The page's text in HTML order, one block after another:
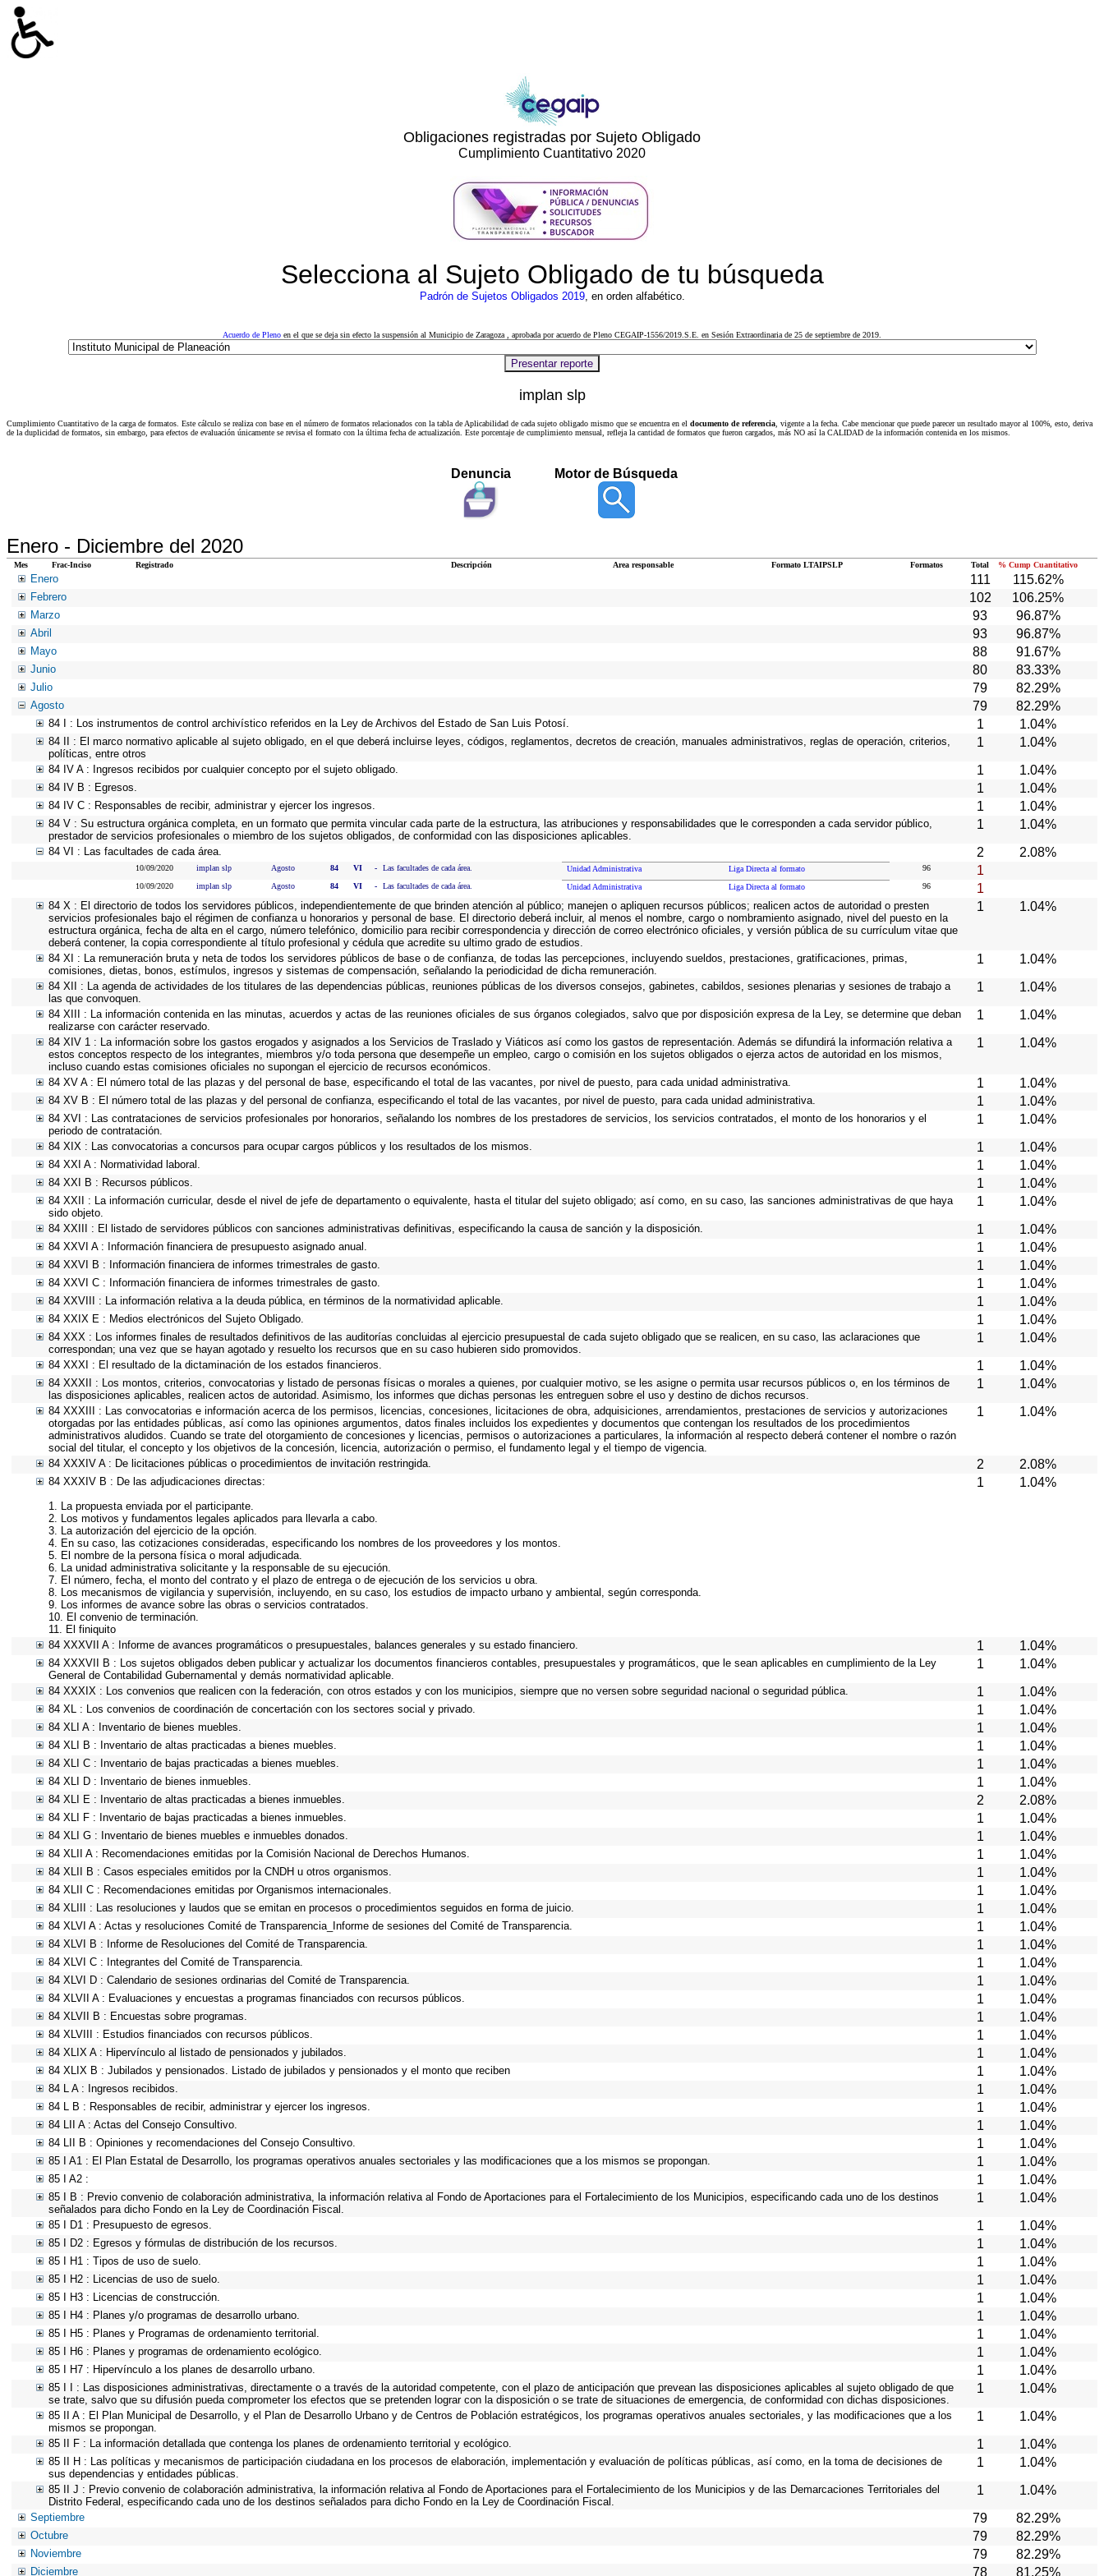
Obligaciones registradas por Sujeto Obligado
Cumplimiento Cuantitativo 2020
Selecciona al Sujeto Obligado de tu búsqueda
Padrón de Sujetos Obligados 2019, en orden alfabético.
Acuerdo de Pleno en el que se deja sin efecto la suspensión al Municipio de Zaragoza , aprobada por acuerdo de Pleno CEGAIP-1556/2019.S.E. en Sesión Extraordinaria de 25 de septiembre de 2019.
implan slp
Cumplimiento Cuantitativo de la carga de formatos. Este cálculo se realiza con base en el número de formatos relacionados con la tabla de Aplicabilidad de cada sujeto obligado mismo que se encuentra en el documento de referencia , vigente a la fecha. Cabe mencionar que puede parecer un resultado mayor al 100%, esto, deriva
de la duplicidad de formatos, sin embargo, para efectos de evaluación únicamente se revisa el formato con la última fecha de actualización. Este porcentaje de cumplimiento mensual, refleja la cantidad de formatos que fueron cargados, más NO así la CALIDAD de la información contenida en los mismos.
Denuncia Motor de Búsqueda
Enero - Diciembre del 2020
Mes Frac-Inciso Registrado Descripción Area responsable Formato LTAIPSLP Formatos Total % Cump Cuantitativo
Enero 111 115.62%
Febrero 102 106.25%
Marzo 93 96.87%
Abril 93 96.87%
Mayo 88 91.67%
Junio 80 83.33%
Julio 79 82.29%
Agosto 79 82.29%
84 I : Los instrumentos de control archivístico referidos en la Ley de Archivos del Estado de San Luis Potosí. 1 1.04%
84 II : El marco normativo aplicable al sujeto obligado, en el que deberá incluirse leyes, códigos, reglamentos, decretos de creación, manuales administrativos, reglas de operación, criterios,
políticas, entre otros
1 1.04%
84 IV A : Ingresos recibidos por cualquier concepto por el sujeto obligado. 1 1.04%
84 IV B : Egresos. 1 1.04%
84 IV C : Responsables de recibir, administrar y ejercer los ingresos. 1 1.04%
84 V : Su estructura orgánica completa, en un formato que permita vincular cada parte de la estructura, las atribuciones y responsabilidades que le corresponden a cada servidor público,
prestador de servicios profesionales o miembro de los sujetos obligados, de conformidad con las disposiciones aplicables.
1 1.04%
84 VI : Las facultades de cada área. 2 2.08%
10/09/2020 implan slp Agosto 84 VI - Las facultades de cada área. Unidad Administrativa Liga Directa al formato 96 1
10/09/2020 implan slp Agosto 84 VI - Las facultades de cada área. Unidad Administrativa Liga Directa al formato 96 1
84 X : El directorio de todos los servidores públicos, independientemente de que brinden atención al público; manejen o apliquen recursos públicos; realicen actos de autoridad o presten
servicios profesionales bajo el régimen de confianza u honorarios y personal de base. El directorio deberá incluir, al menos el nombre, cargo o nombramiento asignado, nivel del puesto en la
estructura orgánica, fecha de alta en el cargo, número telefónico, domicilio para recibir correspondencia y dirección de correo electrónico oficiales, y versión pública de su currículum vitae que
deberá contener, la copia correspondiente al título profesional y cédula que acredite su ultimo grado de estudios.
1 1.04%
84 XI : La remuneración bruta y neta de todos los servidores públicos de base o de confianza, de todas las percepciones, incluyendo sueldos, prestaciones, gratificaciones, primas,
comisiones, dietas, bonos, estímulos, ingresos y sistemas de compensación, señalando la periodicidad de dicha remuneración.
1 1.04%
84 XII : La agenda de actividades de los titulares de las dependencias públicas, reuniones públicas de los diversos consejos, gabinetes, cabildos, sesiones plenarias y sesiones de trabajo a
las que convoquen.
1 1.04%
84 XIII : La información contenida en las minutas, acuerdos y actas de las reuniones oficiales de sus órganos colegiados, salvo que por disposición expresa de la Ley, se determine que deban
realizarse con carácter reservado.
1 1.04%
84 XIV 1 : La información sobre los gastos erogados y asignados a los Servicios de Traslado y Viáticos así como los gastos de representación. Además se difundirá la información relativa a
estos conceptos respecto de los integrantes, miembros y/o toda persona que desempeñe un empleo, cargo o comisión en los sujetos obligados o ejerza actos de autoridad en los mismos,
incluso cuando estas comisiones oficiales no supongan el ejercicio de recursos económicos.
1 1.04%
84 XV A : El número total de las plazas y del personal de base, especificando el total de las vacantes, por nivel de puesto, para cada unidad administrativa. 1 1.04%
84 XV B : El número total de las plazas y del personal de confianza, especificando el total de las vacantes, por nivel de puesto, para cada unidad administrativa. 1 1.04%
84 XVI : Las contrataciones de servicios profesionales por honorarios, señalando los nombres de los prestadores de servicios, los servicios contratados, el monto de los honorarios y el
periodo de contratación.
1 1.04%
84 XIX : Las convocatorias a concursos para ocupar cargos públicos y los resultados de los mismos. 1 1.04%
84 XXI A : Normatividad laboral. 1 1.04%
84 XXI B : Recursos públicos. 1 1.04%
84 XXII : La información curricular, desde el nivel de jefe de departamento o equivalente, hasta el titular del sujeto obligado; así como, en su caso, las sanciones administrativas de que haya
sido objeto.
1 1.04%
84 XXIII : El listado de servidores públicos con sanciones administrativas definitivas, especificando la causa de sanción y la disposición. 1 1.04%
84 XXVI A : Información financiera de presupuesto asignado anual. 1 1.04%
84 XXVI B : Información financiera de informes trimestrales de gasto. 1 1.04%
84 XXVI C : Información financiera de informes trimestrales de gasto. 1 1.04%
84 XXVIII : La información relativa a la deuda pública, en términos de la normatividad aplicable. 1 1.04%
84 XXIX E : Medios electrónicos del Sujeto Obligado. 1 1.04%
84 XXX : Los informes finales de resultados definitivos de las auditorías concluidas al ejercicio presupuestal de cada sujeto obligado que se realicen, en su caso, las aclaraciones que
correspondan; una vez que se hayan agotado y resuelto los recursos que en su caso hubieren sido promovidos.
1 1.04%
84 XXXI : El resultado de la dictaminación de los estados financieros. 1 1.04%
84 XXXII : Los montos, criterios, convocatorias y listado de personas físicas o morales a quienes, por cualquier motivo, se les asigne o permita usar recursos públicos o, en los términos de
las disposiciones aplicables, realicen actos de autoridad. Asimismo, los informes que dichas personas les entreguen sobre el uso y destino de dichos recursos.
1 1.04%
84 XXXIII : Las convocatorias e información acerca de los permisos, licencias, concesiones, licitaciones de obra, adquisiciones, arrendamientos, prestaciones de servicios y autorizaciones
otorgadas por las entidades públicas, así como las opiniones argumentos, datos finales incluidos los expedientes y documentos que contengan los resultados de los procedimientos
administrativos aludidos. Cuando se trate del otorgamiento de concesiones y licencias, permisos o autorizaciones a particulares, la información al respecto deberá contener el nombre o razón
social del titular, el concepto y los objetivos de la concesión, licencia, autorización o permiso, el fundamento legal y el tiempo de vigencia.
1 1.04%
84 XXXIV A : De licitaciones públicas o procedimientos de invitación restringida. 2 2.08%
84 XXXIV B : De las adjudicaciones directas:
1. La propuesta enviada por el participante.
2. Los motivos y fundamentos legales aplicados para llevarla a cabo.
3. La autorización del ejercicio de la opción.
4. En su caso, las cotizaciones consideradas, especificando los nombres de los proveedores y los montos.
5. El nombre de la persona física o moral adjudicada.
6. La unidad administrativa solicitante y la responsable de su ejecución.
7. El número, fecha, el monto del contrato y el plazo de entrega o de ejecución de los servicios u obra.
8. Los mecanismos de vigilancia y supervisión, incluyendo, en su caso, los estudios de impacto urbano y ambiental, según corresponda.
9. Los informes de avance sobre las obras o servicios contratados.
10. El convenio de terminación.
11. El finiquito
1 1.04%
84 XXXVII A : Informe de avances programáticos o presupuestales, balances generales y su estado financiero. 1 1.04%
84 XXXVII B : Los sujetos obligados deben publicar y actualizar los documentos financieros contables, presupuestales y programáticos, que le sean aplicables en cumplimiento de la Ley
General de Contabilidad Gubernamental y demás normatividad aplicable.
1 1.04%
84 XXXIX : Los convenios que realicen con la federación, con otros estados y con los municipios, siempre que no versen sobre seguridad nacional o seguridad pública. 1 1.04%
84 XL : Los convenios de coordinación de concertación con los sectores social y privado. 1 1.04%
84 XLI A : Inventario de bienes muebles. 1 1.04%
84 XLI B : Inventario de altas practicadas a bienes muebles. 1 1.04%
84 XLI C : Inventario de bajas practicadas a bienes muebles. 1 1.04%
84 XLI D : Inventario de bienes inmuebles. 1 1.04%
84 XLI E : Inventario de altas practicadas a bienes inmuebles. 2 2.08%
84 XLI F : Inventario de bajas practicadas a bienes inmuebles. 1 1.04%
84 XLI G : Inventario de bienes muebles e inmuebles donados. 1 1.04%
84 XLII A : Recomendaciones emitidas por la Comisión Nacional de Derechos Humanos. 1 1.04%
84 XLII B : Casos especiales emitidos por la CNDH u otros organismos. 1 1.04%
84 XLII C : Recomendaciones emitidas por Organismos internacionales. 1 1.04%
84 XLIII : Las resoluciones y laudos que se emitan en procesos o procedimientos seguidos en forma de juicio. 1 1.04%
84 XLVI A : Actas y resoluciones Comité de Transparencia_Informe de sesiones del Comité de Transparencia. 1 1.04%
84 XLVI B : Informe de Resoluciones del Comité de Transparencia. 1 1.04%
84 XLVI C : Integrantes del Comité de Transparencia. 1 1.04%
84 XLVI D : Calendario de sesiones ordinarias del Comité de Transparencia. 1 1.04%
84 XLVII A : Evaluaciones y encuestas a programas financiados con recursos públicos. 1 1.04%
84 XLVII B : Encuestas sobre programas. 1 1.04%
84 XLVIII : Estudios financiados con recursos públicos. 1 1.04%
84 XLIX A : Hipervínculo al listado de pensionados y jubilados. 1 1.04%
84 XLIX B : Jubilados y pensionados. Listado de jubilados y pensionados y el monto que reciben 1 1.04%
84 L A : Ingresos recibidos. 1 1.04%
84 L B : Responsables de recibir, administrar y ejercer los ingresos. 1 1.04%
84 LII A : Actas del Consejo Consultivo. 1 1.04%
84 LII B : Opiniones y recomendaciones del Consejo Consultivo. 1 1.04%
85 I A1 : El Plan Estatal de Desarrollo, los programas operativos anuales sectoriales y las modificaciones que a los mismos se propongan. 1 1.04%
85 I A2 : 1 1.04%
85 I B : Previo convenio de colaboración administrativa, la información relativa al Fondo de Aportaciones para el Fortalecimiento de los Municipios, especificando cada uno de los destinos
señalados para dicho Fondo en la Ley de Coordinación Fiscal.
1 1.04%
85 I D1 : Presupuesto de egresos. 1 1.04%
85 I D2 : Egresos y fórmulas de distribución de los recursos. 1 1.04%
85 I H1 : Tipos de uso de suelo. 1 1.04%
85 I H2 : Licencias de uso de suelo. 1 1.04%
85 I H3 : Licencias de construcción. 1 1.04%
85 I H4 : Planes y/o programas de desarrollo urbano. 1 1.04%
85 I H5 : Planes y Programas de ordenamiento territorial. 1 1.04%
85 I H6 : Planes y programas de ordenamiento ecológico. 1 1.04%
85 I H7 : Hipervínculo a los planes de desarrollo urbano. 1 1.04%
85 I I : Las disposiciones administrativas, directamente o a través de la autoridad competente, con el plazo de anticipación que prevean las disposiciones aplicables al sujeto obligado de que
se trate, salvo que su difusión pueda comprometer los efectos que se pretenden lograr con la disposición o se trate de situaciones de emergencia, de conformidad con dichas disposiciones.
1 1.04%
85 II A : El Plan Municipal de Desarrollo, y el Plan de Desarrollo Urbano y de Centros de Población estratégicos, los programas operativos anuales sectoriales, y las modificaciones que a los
mismos se propongan.
1 1.04%
85 II F : La información detallada que contenga los planes de ordenamiento territorial y ecológico. 1 1.04%
85 II H : Las políticas y mecanismos de participación ciudadana en los procesos de elaboración, implementación y evaluación de políticas públicas, así como, en la toma de decisiones de
sus dependencias y entidades públicas.
1 1.04%
85 II J : Previo convenio de colaboración administrativa, la información relativa al Fondo de Aportaciones para el Fortalecimiento de los Municipios y de las Demarcaciones Territoriales del
Distrito Federal, especificando cada uno de los destinos señalados para dicho Fondo en la Ley de Coordinación Fiscal.
1 1.04%
Septiembre 79 82.29%
Octubre 79 82.29%
Noviembre 79 82.29%
Diciembre 78 81.25%